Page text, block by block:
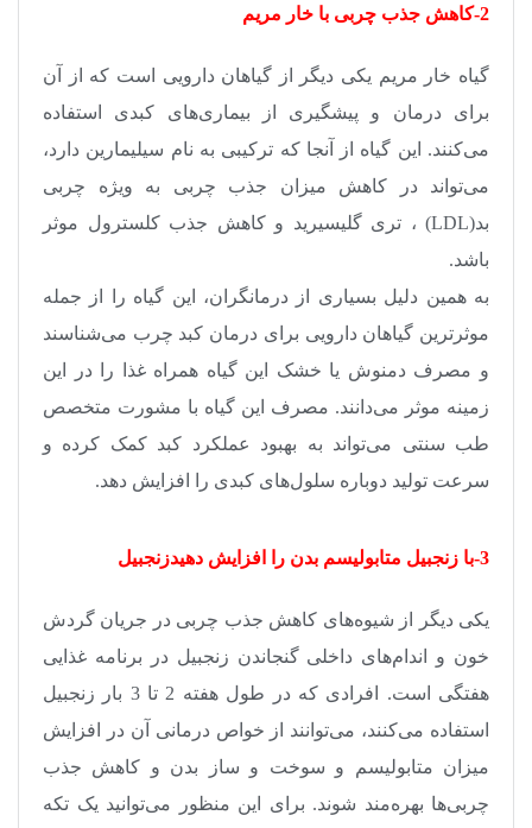
2-کاهش جذب چربی با خار مریم
گیاه خار مریم یکی دیگر از گیاهان دارویی است که از آن
برای درمان و پیشگیری از بیماری‌های کبدی استفاده
می‌کنند. این گیاه از آنجا که ترکیبی به نام سیلیمارین دارد،
می‌تواند در کاهش میزان جذب چربی به ویژه چربی
بد(LDL) ، تری گلیسیرید و کاهش جذب کلسترول موثر
باشد.
به همین دلیل بسیاری از درمانگران، این گیاه را از جمله
موثرترین گیاهان دارویی برای درمان کبد چرب می‌شناسند
و مصرف دمنوش یا خشک این گیاه همراه غذا را در این
زمینه موثر می‌دانند. مصرف این گیاه با مشورت متخصص
طب سنتی می‌تواند به بهبود عملکرد کبد کمک کرده و
سرعت تولید دوباره سلول‌های کبدی را افزایش دهد.
3-با زنجبیل متابولیسم بدن را افزایش دهیدزنجبیل
یکی دیگر از شیوه‌های کاهش جذب چربی در جریان گردش
خون و اندام‌های داخلی گنجاندن زنجبیل در برنامه غذایی
هفتگی است. افرادی که در طول هفته 2 تا 3 بار زنجبیل
استفاده می‌کنند، می‌توانند از خواص درمانی آن در افزایش
میزان متابولیسم و سوخت و ساز بدن و کاهش جذب
چربی‌ها بهره‌مند شوند. برای این منظور می‌توانید یک تکه